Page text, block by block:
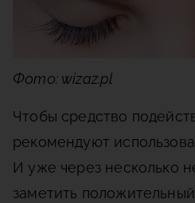
Фото: wizaz.pl
Чтобы средство
рекомендуют
И уже через несколько
заметить